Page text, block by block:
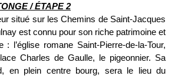
/ ÉTAPE 2
situé sur les Chemins de Saint-Jacques
est connu pour son riche patrimoine et
l’église romane Saint-Pierre-de-la-Tour,
Charles de Gaulle, le pigeonnier. Sa
en plein centre bourg, sera le lieu du